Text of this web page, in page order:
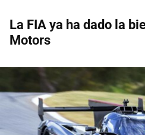
La FIA ya ha dado la
Motors